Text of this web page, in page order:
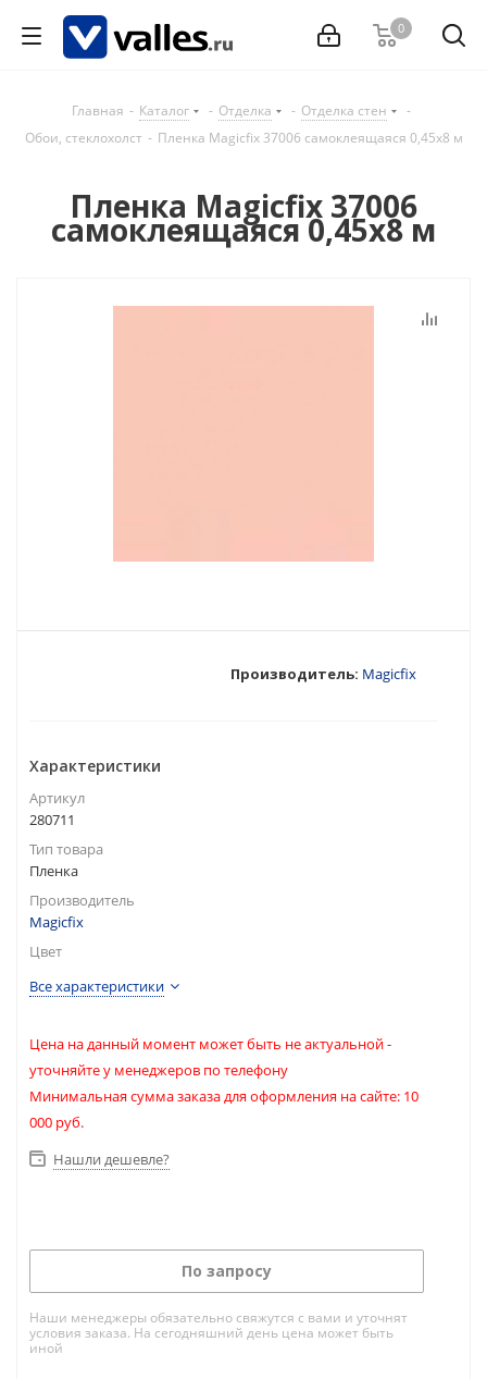
0
Главная - Каталог - Отделка - Отделка стен
-
Обои, стеклохолст - Пленка Magicfix 37006 самоклеящаяся 0,45х8 м
Пленка Magicfix 37006
самоклеящаяся 0,45х8 м
Производитель: Magicfix
Характеристики
Артикул
280711
Тип товара
Пленка
Производитель
Magicfix
Цвет
Все характеристики
Цена на данный момент может быть не актуальной -
уточняйте у менеджеров по телефону
Минимальная сумма заказа для оформления на сайте: 10
000 руб.
Нашли дешевле?
По запросу
Наши менеджеры обязательно свяжутся с вами и уточнят
условия заказа. На сегодняшний день цена может быть
иной